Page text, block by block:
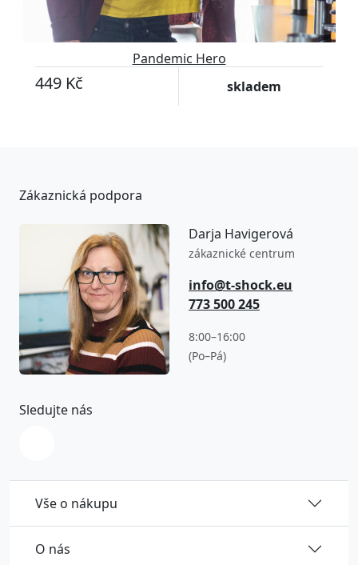
Pandemic Hero
449 Kč skladem
Vše o nákupu
O nás
Zákaznická podpora
Darja Havigerová
zákaznické centrum
info@t-shock.eu
773 500 245
8:00–16:00
(Po–Pá)
Sledujte nás